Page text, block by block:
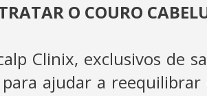
O COURO
Clinix, exclusivos de
ajudar a